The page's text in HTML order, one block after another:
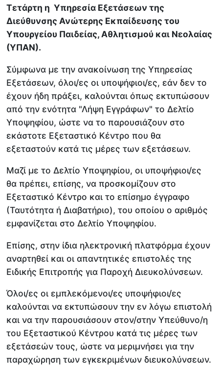
Τετάρτη η Υπηρεσία Εξετάσεων της
Διεύθυνσης Ανώτερης Εκπαίδευσης του
Υπουργείου Παιδείας, Αθλητισμού και Νεολαίας
(ΥΠΑΝ).
Σύμφωνα με την ανακοίνωση της Υπηρεσίας
Εξετάσεων, όλοι/ες οι υποψήφιοι/ες, εάν δεν το
έχουν ήδη πράξει, καλούνται όπως εκτυπώσουν
από την ενότητα "Λήψη Εγγράφων" το Δελτίο
Υποψηφίου, ώστε να το παρουσιάζουν στο
εκάστοτε Εξεταστικό Κέντρο που θα
εξεταστούν κατά τις μέρες των εξετάσεων.
Μαζί με το Δελτίο Υποψηφίου, οι υποψήφιοι/ες
θα πρέπει, επίσης, να προσκομίζουν στο
Εξεταστικό Κέντρο και το επίσημο έγγραφο
(Ταυτότητα ή Διαβατήριο), του οποίου ο αριθμός
εμφανίζεται στο Δελτίο Υποψηφίου.
Επίσης, στην ίδια ηλεκτρονική πλατφόρμα έχουν
αναρτηθεί και οι απαντητικές επιστολές της
Ειδικής Επιτροπής για Παροχή Διευκολύνσεων.
Όλοι/ες οι εμπλεκόμενοι/ες υποψήφιοι/ες
καλούνται να εκτυπώσουν την εν λόγω επιστολή
και να την παρουσιάσουν στον/στην Υπεύθυνο/η
του Εξεταστικού Κέντρου κατά τις μέρες των
εξετάσεών τους, ώστε να μεριμνήσει για την
παραχώρηση των εγκεκριμένων διευκολύνσεων.